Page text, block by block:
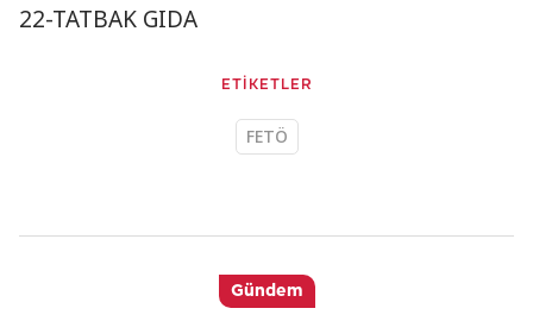
22-TATBAK GIDA
ETİKETLER
FETÖ
Gündem